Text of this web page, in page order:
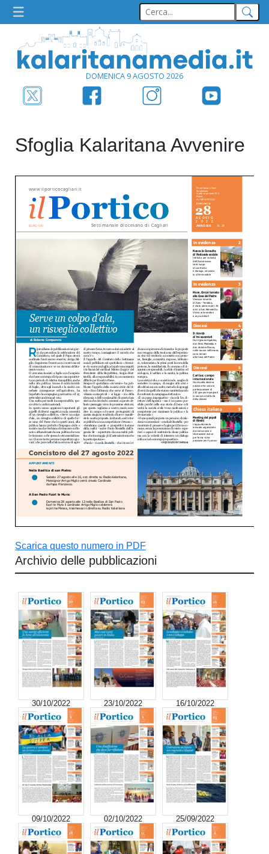
DOMENICA 9 AGOSTO 2026
Sfoglia Kalaritana Avvenire
Scarica questo numero in PDF
Archivio delle pubblicazioni
30/10/2022 23/10/2022 16/10/2022
09/10/2022 02/10/2022 25/09/2022